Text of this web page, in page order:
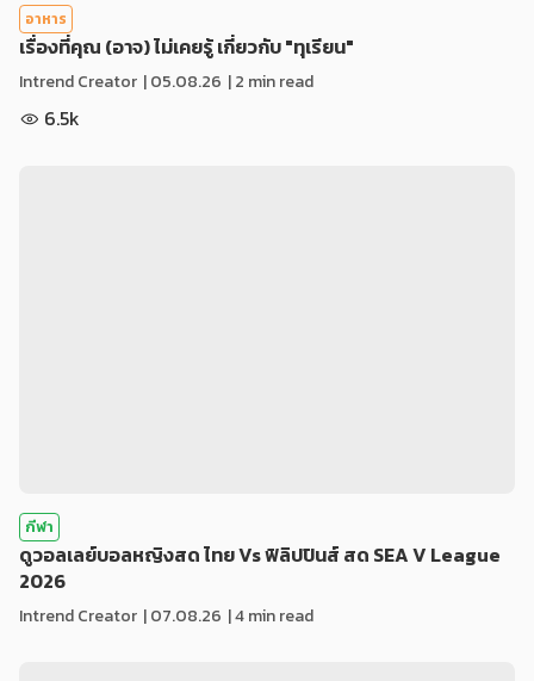
อาหาร
เรื่องที่คุณ (อาจ) ไม่เคยรู้ เกี่ยวกับ "ทุเรียน"
Intrend Creator |05.08.26 | 2 min read
6.5k
กีฬา
ดูวอลเลย์บอลหญิงสด ไทย Vs ฟิลิปปินส์ สด SEA V League
2026
Intrend Creator |07.08.26 | 4 min read